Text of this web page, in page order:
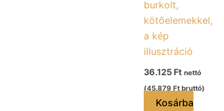
burkolt,
kötőelemekkel,
a kép
illusztráció
36.125 Ft nettó
(45.879 Ft bruttó)
Kosárba